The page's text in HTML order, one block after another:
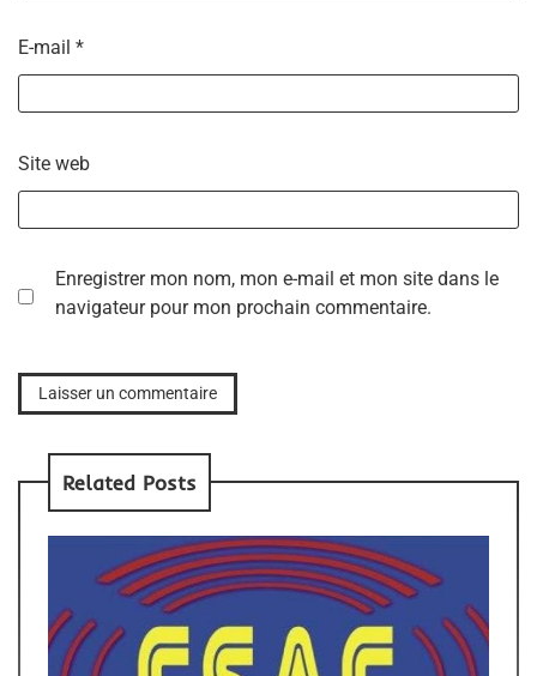
E-mail *
Site web
Enregistrer mon nom, mon e-mail et mon site dans le
navigateur pour mon prochain commentaire.
Related Posts